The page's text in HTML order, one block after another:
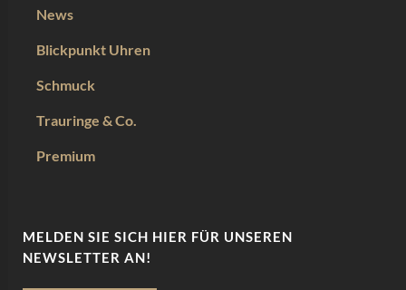
News
Blickpunkt Uhren
Schmuck
Trauringe & Co.
Premium
MELDEN SIE SICH HIER FÜR UNSEREN
NEWSLETTER AN!